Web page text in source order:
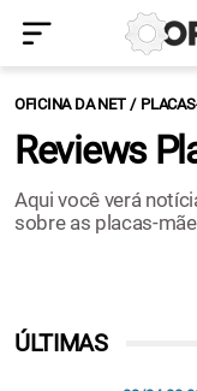
OFICINA DA NET
Reviews
Aqui você verá
sobre as placas-mãe
ÚLTIMAS